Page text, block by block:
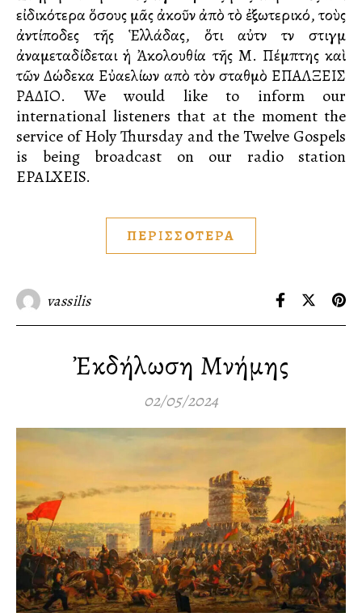
εἰδικότερα ὅσους μᾶς ἀκοῦν ἀπὸ τὸ ἐξωτερικό, τοὺς
ἀντίποδες τῆς Ἑλλάδας, ὅτι αὐτὴν τὴν στιγμὴ
ἀναμεταδίδεται ἡ Ἀκολουθία τῆς Μ. Πέμπτης καὶ
τῶν Δώδεκα Εὐαγγελίων απὸ τὸν σταθμὸ ΕΠΑΛΞΕΙΣ
ΡΑΔΙΟ. We would like to inform our
international listeners that at the moment the
service of Holy Thursday and the Twelve Gospels
is being broadcast on our radio station
EPALXEIS.
ΠΕΡΙΣΣΟΤΕΡΑ
vassilis
Ἐκδήλωση Μνήμης
02/05/2024